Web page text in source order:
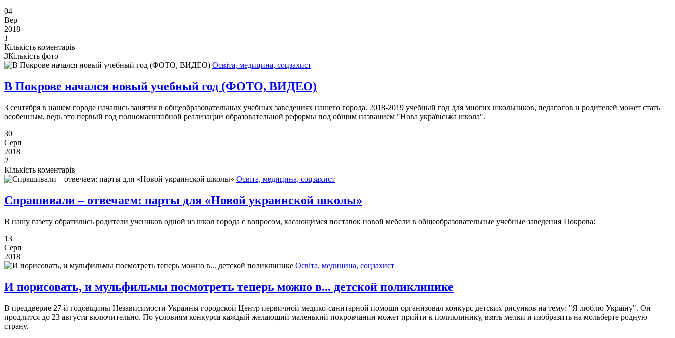
04
Вер
2018
1
Кількість коментарів
3Кількість фото
Освіта, медицина, соцзахист
В Покрове начался новый учебный год (ФОТО, ВИДЕО)
3 сентября в нашем городе начались занятия в общеобразовательных учебных заведениях нашего города. 2018-2019 учебный год для многих школьников, педагогов и родителей может стать
особенным, ведь это первый год полномасштабной реализации образовательной реформы под общим названием "Нова українська школа".
30
Серп
2018
2
Кількість коментарів
Освіта, медицина, соцзахист
Спрашивали – отвечаем: парты для «Новой украинской школы»
В нашу газету обратились родители учеников одной из школ города с вопросом, касающимся поставок новой мебели в общеобразовательные учебные заведения Покрова:
13
Серп
2018
Освіта, медицина, соцзахист
И порисовать, и мульфильмы посмотреть теперь можно в... детской поликлинике
В преддверие 27-й годовщины Независимости Украины городской Центр первичной медико-санитарной помощи организовал конкурс детских рисунков на тему: "Я люблю Україну". Он
продлится до 23 августа включительно. По условиям конкурса каждый желающий маленький покровчанин может прийти к поликлинику, взять мелки и изобразить на мольберте родную
страну.